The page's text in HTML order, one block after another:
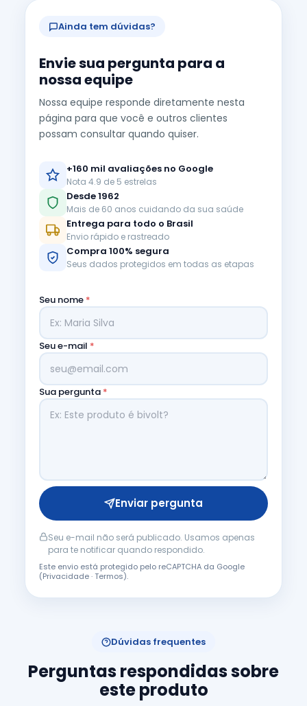
Ainda tem dúvidas?
Envie sua pergunta para a
nossa equipe
Nossa equipe responde diretamente nesta
página para que você e outros clientes
possam consultar quando quiser.
+160 mil avaliações no Google
Nota 4.9 de 5 estrelas
Desde 1962
Mais de 60 anos cuidando da sua saúde
Entrega para todo o Brasil
Envio rápido e rastreado
Compra 100% segura
Seus dados protegidos em todas as etapas
Seu nome *
Seu e-mail *
Sua pergunta *
Enviar pergunta
Seu e-mail não será publicado. Usamos apenas
para te notificar quando respondido.
Este envio está protegido pelo reCAPTCHA da Google
(Privacidade·Termos).
Dúvidas frequentes
Perguntas respondidas sobre
este produto